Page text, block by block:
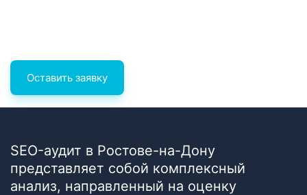
Оставить заявку
SEO-аудит в Ростове-на-Дону
представляет собой комплексный
анализ, направленный на оценку